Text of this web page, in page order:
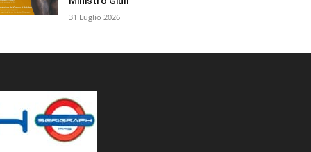
31 Luglio 2026